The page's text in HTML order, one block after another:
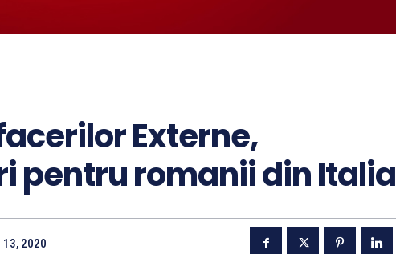
Externe,
pentru romanii din Italia
13, 2020